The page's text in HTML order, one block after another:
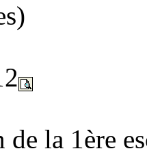
de la 1ère